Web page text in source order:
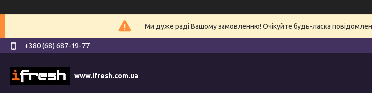
Ми дуже раді Вашому замовленню! Очікуйте будь-ласка
+380 (68) 687-19-77
www.ifresh.com.ua